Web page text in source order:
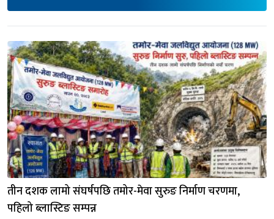
तीन दशक लामो संघर्षपछि तमोर-मेवा सुरुङ निर्माण चरणमा,
पहिलो ब्लास्टिङ सम्पन्न